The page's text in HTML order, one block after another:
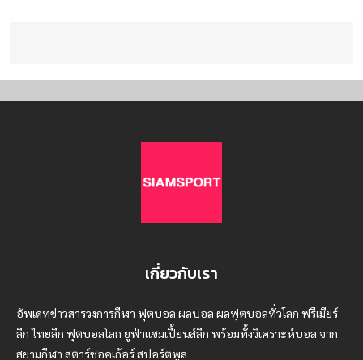
เกี่ยวกับเรา
อัพเดทข่าวสารวงการกีฬา ฟุตบอล ผลบอล ผลฟุตบอลทั่วโลก ฟรีเมียร์
ลีก ไทยลีก ฟุตบอลโลก ยูฟ่าแซมเปี้ยนส์ลีก พร้อมทั้งวิเคราะห์บอล จาก
สยามกีฬา สตาร์ชอคเก้อร์ สปอร์ตพูล